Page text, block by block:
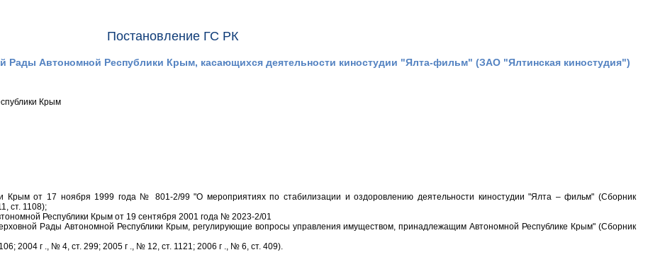
Постановление ГС РК
Рады Автономной Республики Крым, касающихся деятельности киностудии "Ялта-фильм" (ЗАО "Ялтинская киностудия")
Крым
Крым от 17 ноября 1999 года № 801-2/99 "О мероприятиях по стабилизации и оздоровлению деятельности киностудии "Ялта – фильм" (Сборник
ст. 1108);
Республики Крым от 19 сентября 2001 года № 2023-2/01
Рады Автономной Республики Крым, регулирующие вопросы управления имуществом, принадлежащим Автономной Республике Крым" (Сборник
2004 г ., № 4, ст. 299; 2005 г ., № 12, ст. 1121; 2006 г ., № 6, ст. 409).